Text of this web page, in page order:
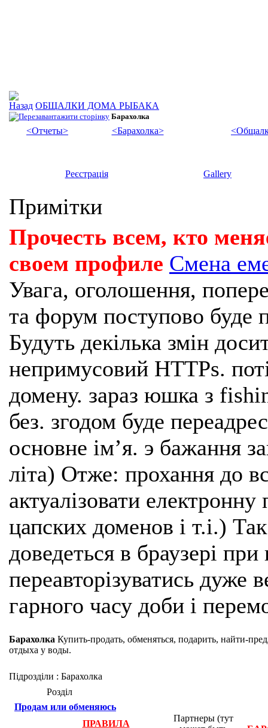
ОБЩАЛКИ ДОМА РЫБАКА
Барахолка
<Отчеты> <Барахолка>
Реєстрація Gallery
Примітки
Прочесть всем, кто
своем профиле Смена
Увага, оголошення,
та форум поступово буде
Будуть декілька змін
непримусовий HTTPs.
домену. зараз юшка з
без. згодом буде
основне імʼя. э бажання
літа) Отже: прохання до
актуалізовати
цапских доменов і т.і.)
доведеться в браузері
переавторізуватись
гарного часу доби і
Барахолка Купить-продать, обменяться, подарить, найти-
отдыха у воды.
Підрозділи : Барахолка
Розділ
Продам или обменяюсь
ПРАВИЛА
Партнеры (тут